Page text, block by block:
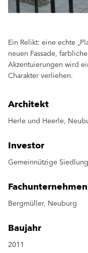
Ein Relikt: eine echte
neuen Fassade,
Akzentuierungen wird
Charakter verliehen.
Architekt
Herle und Heerle,
Investor
Gemeinnützige
Fachunternehmen
Bergmüller, Neuburg
Baujahr
2011